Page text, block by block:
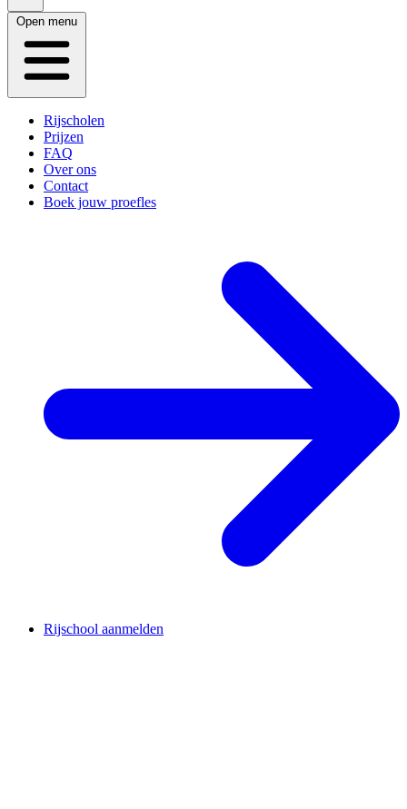
Open menu
Rijscholen
Prijzen
FAQ
Over ons
Contact
Boek jouw proefles
Rijschool aanmelden